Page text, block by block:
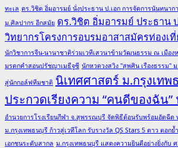
ทะเล ดร.วิชิต อิ่มอารมย์ นั่งประธาน ป.เอก การจัดการนันทนาก
ม.ศิลปากร อีกสมัย ดร.วิชิต อิ่มอารมย์ ประธาน
วิทยากรโครงการอบรมอาสาสมัครท่องเ
นักวิชาการจีน-นานาชาติร่วมเวทีเสวนาข้ามวัฒนธรรม ณ เมือ
มรดกคำสอนปรัชญาเมธีจูซี นักหวดวงสวิง "สุพศิน เรืองธรรม"
สู่นักกอล์ฟทีมชาติ นิเทศศาสตร์ ม.กรุงเท
ประกวดเรียงความ “คนดีของฉัน
อำนวยการโรงเรียนกีฬา จ.สุพรรณบุรี จัดพิธีต้อนรับพร้อมอัดฉีด
ม.กรุงเทพธนบุรี ก้าวสู่เวทีโลก รับรางวัล QS Stars 5 ดาว ตอก
เอกชนระดับสากล ม.กรุงเทพธนบุรี แสดงความยินดีอย่างยิ่งกับ